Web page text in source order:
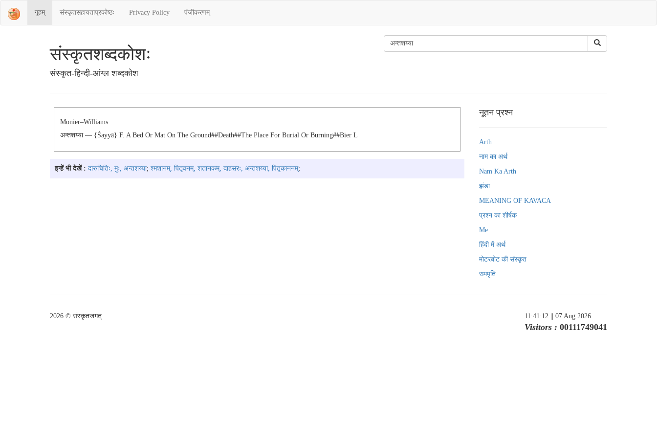
गृहम् संस्‍कृतसहायताप्रकोष्‍ठः Privacy Policy पंजीकरणम्
संस्‍कृतशब्‍दकोशः
संस्‍कृत-हिन्दी-आंग्ल शब्दकोश
Monier–Williams
अन्तशय्या — {śayyā} F. A Bed Or Mat On The Ground##death##the Place For Burial Or Burning##bier L
इन्हें भी देखें : दारुचितिः, मुः, अन्तशय्या; श्मशानम्, पितृवनम्, शतानकम्, दाहसरः, अन्तशय्या, पितृकाननम्;
नूतन प्रश्न
Arth
नाम का अर्थ
Nam Ka Arth
झंडा
MEANING OF KAVACA
प्रश्न का शीर्षक
Me
हिंदी में अर्थ
मोटरबोट की संस्कृत
समपृति
2026 © संस्कृतजगत् 11:41:12 || 07 Aug 2026
Visitors : 00111749041